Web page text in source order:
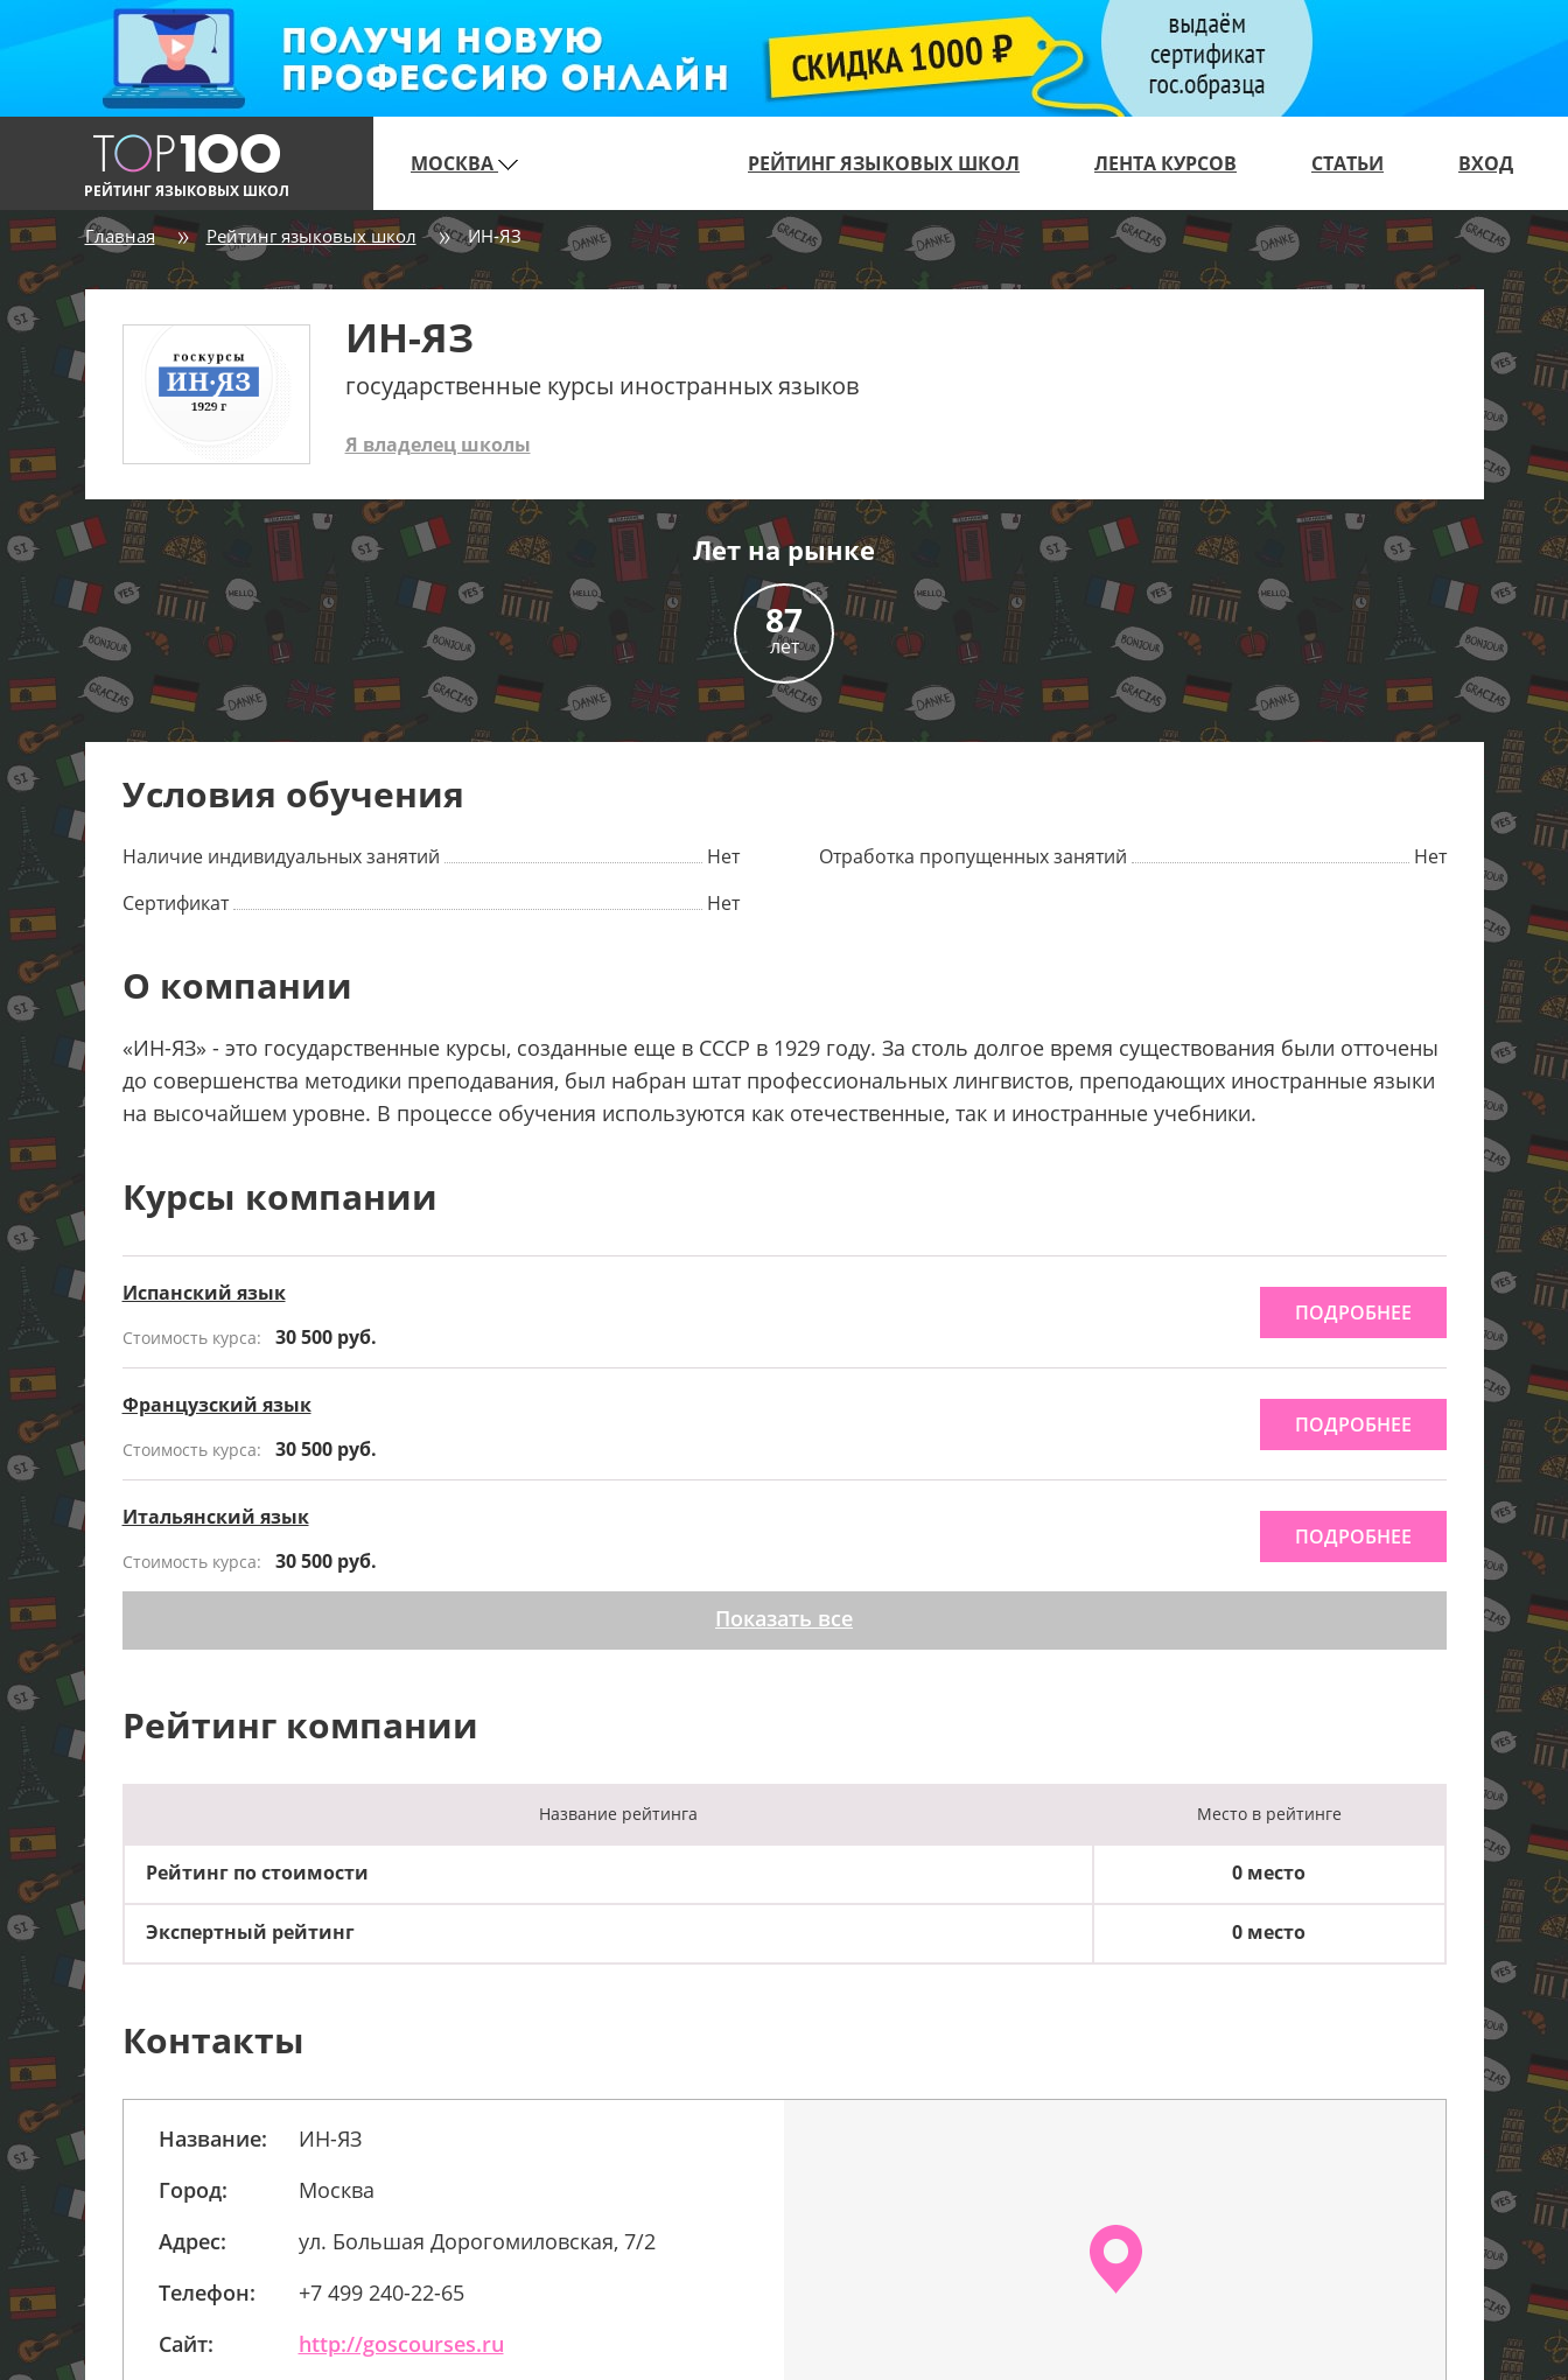
РЕЙТИНГ ЯЗЫКОВЫХ ШКОЛ
МОСКВА РЕЙТИНГ ЯЗЫКОВЫХ ШКОЛ ЛЕНТА КУРСОВ СТАТЬИ ВХОД
Главная Рейтинг языковых школ ИН-ЯЗ
ИН-ЯЗ
государственные курсы иностранных языков
Я владелец школы
Лет на рынке
87
лет
Условия обучения
Наличие индивидуальных занятий Нет Отработка пропущенных занятий
Нет
Сертификат
Нет
О компании
«ИН-ЯЗ» - это государственные курсы, созданные еще в СССР в 1929 году. За столь долгое время существования были отточены
до совершенства методики преподавания, был набран штат профессиональных лингвистов, преподающих иностранные языки
на высочайшем уровне. В процессе обучения используются как отечественные, так и иностранные учебники.
Курсы компании
Испанский язык
Стоимость курса: 30 500 руб.
ПОДРОБНЕЕ
Французский язык
Стоимость курса: 30 500 руб.
ПОДРОБНЕЕ
Итальянский язык
Стоимость курса: 30 500 руб.
ПОДРОБНЕЕ
Показать все
Рейтинг компании
Название рейтинга Место в рейтинге
Рейтинг по стоимости 0 место
Экспертный рейтинг 0 место
Контакты
Название:
ИН-ЯЗ
Город:
Москва
Адрес:
ул. Большая Дорогомиловская, 7/2
Телефон:
+7 499 240-22-65
Сайт:
http://goscourses.ru